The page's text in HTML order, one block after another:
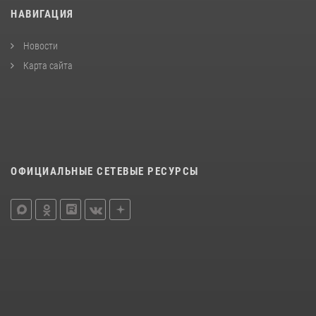
НАВИГАЦИЯ
Новости
Карта сайта
ОФИЦИАЛЬНЫЕ СЕТЕВЫЕ РЕСУРСЫ